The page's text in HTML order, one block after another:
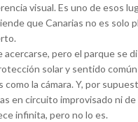
visual. Es uno de esos
que Canarias no es solo
acercarse, pero el parque se
solar y sentido
la cámara. Y, por
en circuito improvisado ni de
infinita, pero no lo es.